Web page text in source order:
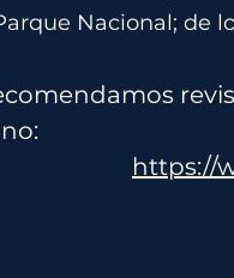
Nacional; de
https://